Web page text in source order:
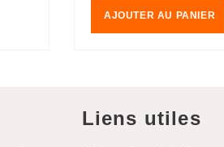
AJOUTER AU PANIER
Liens utiles